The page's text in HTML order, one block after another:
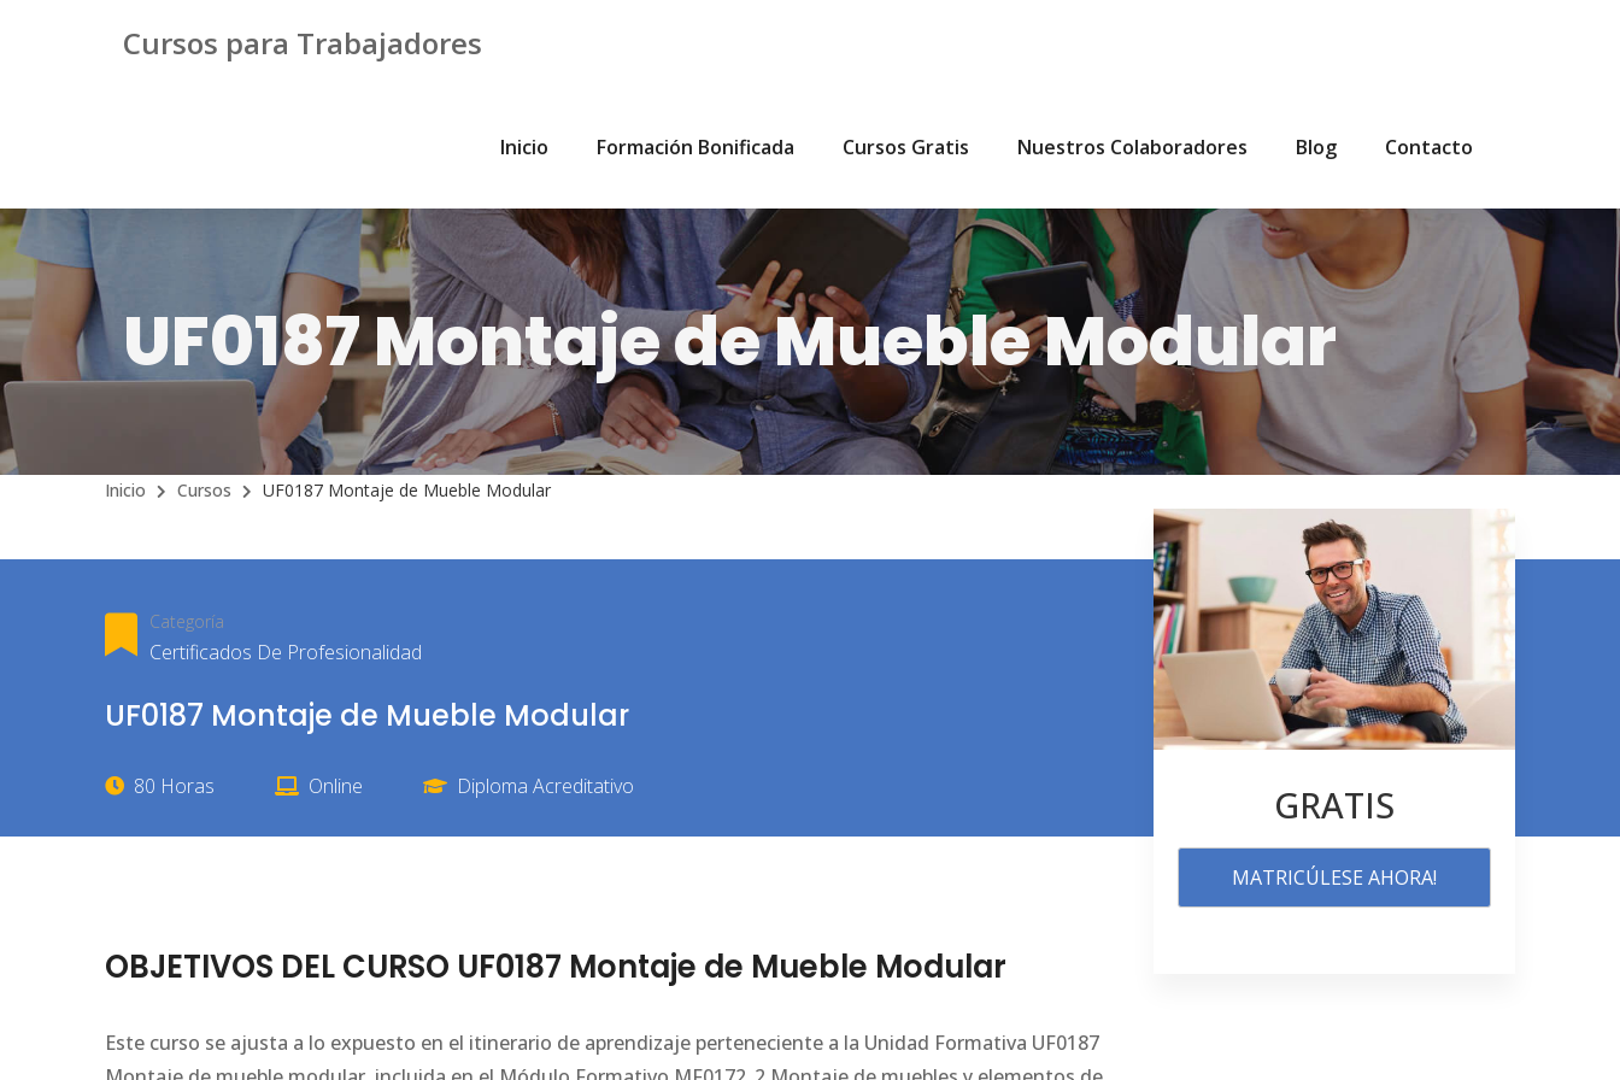
Cursos para Trabajadores
Inicio Formación Bonificada Cursos Gratis Nuestros Colaboradores Blog Contacto
UF0187 Montaje de Mueble Modular
Inicio Cursos UF0187 Montaje de Mueble Modular
Categoría
Certificados De Profesionalidad
UF0187 Montaje de Mueble Modular
80 Horas Online Diploma Acreditativo
OBJETIVOS DEL CURSO UF0187 Montaje de Mueble Modular
Este curso se ajusta a lo expuesto en el itinerario de aprendizaje perteneciente a la Unidad Formativa UF0187
GRATIS
MATRICÚLESE AHORA!